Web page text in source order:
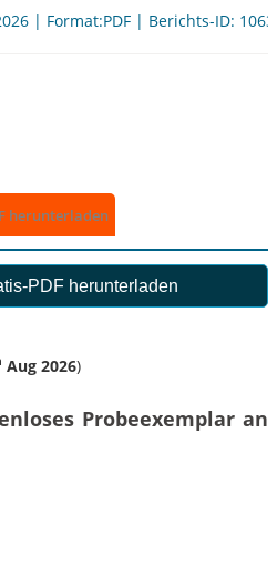
| Format:PDF | Berichts-ID:
herunterladen
PDF herunterladen
Aug 2026)
Probeexemplar an